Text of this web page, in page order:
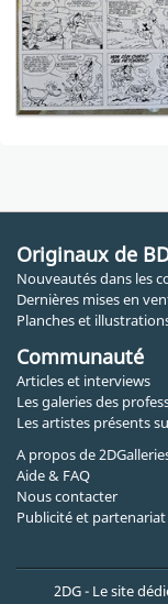
Originaux de
Nouveautés dans les
Dernières mises en
Planches et
Communauté
Articles et interviews
Les galeries des
Les artistes présents
A propos de
Aide & FAQ
Nous contacter
Publicité et partenariat
2DG - Le site